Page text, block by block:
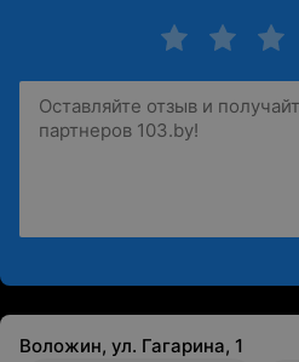
Воложин, ул. Гагарина, 1